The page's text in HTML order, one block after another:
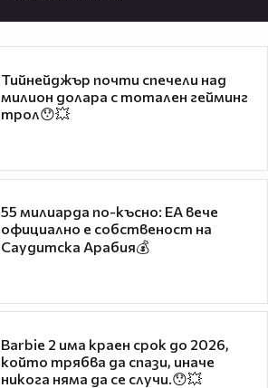
Тийнейджър почти спечели над
милион долара с тотален гейминг
трол😯💥
55 милиарда по-късно: EA вече
официално е собственост на
Саудитска Арабия💰
Barbie 2 има краен срок до 2026,
който трябва да спази, иначе
никога няма да се случи.😯💥